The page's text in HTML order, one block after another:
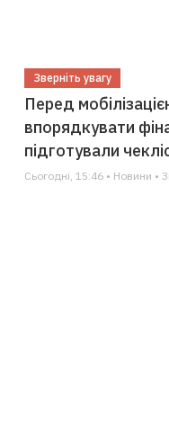
Зверніть увагу
Перед
впорядкувати
підготували
Сьогодні, 15:46 • Новини •